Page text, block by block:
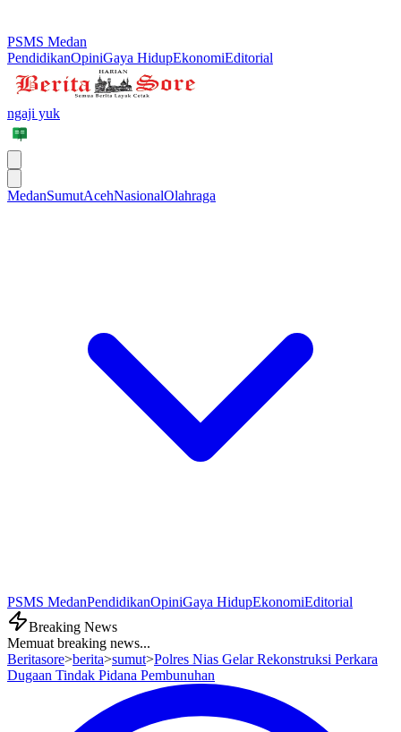
PSMS Medan
PendidikanOpiniGaya HidupEkonomiEditorial
ngaji yuk
MedanSumutAcehNasionalOlahraga
PSMS MedanPendidikanOpiniGaya HidupEkonomiEditorial
Breaking News
Memuat breaking news...
Beritasore>berita>sumut>Polres Nias Gelar Rekonstruksi Perkara
Dugaan Tindak Pidana Pembunuhan